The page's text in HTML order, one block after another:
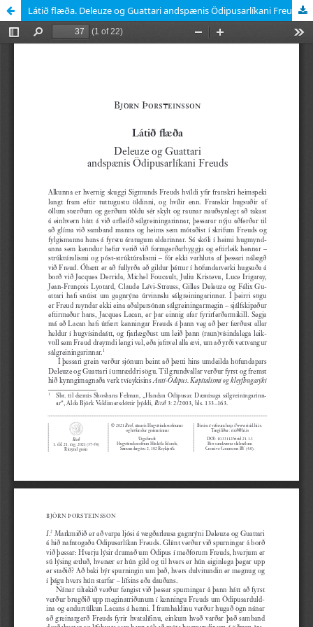
Látið flæða. Deleuze og Guattari andspænis Ödipusarlíkani Freuds